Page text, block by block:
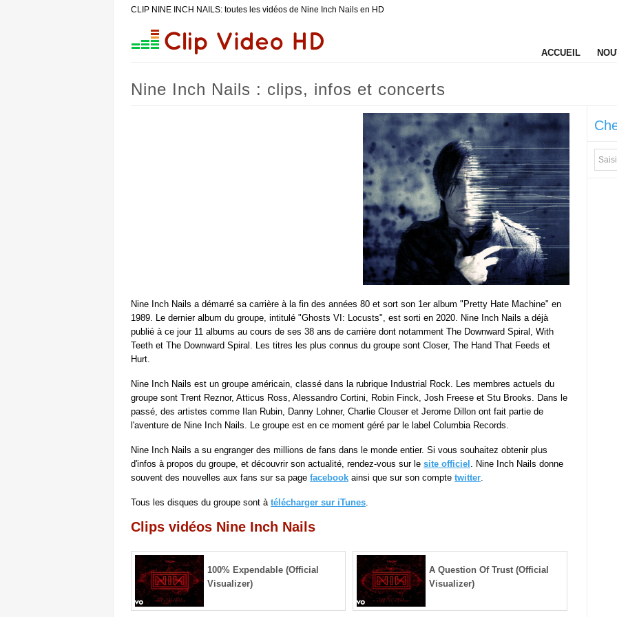
CLIP NINE INCH NAILS: toutes les vidéos de Nine Inch Nails en HD
ACCUEIL
Nine Inch Nails : clips, infos et concerts
Nine Inch Nails a démarré sa carrière à la fin des années 80 et sort son 1er album "Pretty Hate Machine" en
1989. Le dernier album du groupe, intitulé "Ghosts VI: Locusts", est sorti en 2020. Nine Inch Nails a déjà
publié à ce jour 11 albums au cours de ses 38 ans de carrière dont notamment The Downward Spiral, With
Teeth et The Downward Spiral. Les titres les plus connus du groupe sont Closer, The Hand That Feeds et
Hurt.
Nine Inch Nails est un groupe américain, classé dans la rubrique Industrial Rock. Les membres actuels du
groupe sont Trent Reznor, Atticus Ross, Alessandro Cortini, Robin Finck, Josh Freese et Stu Brooks. Dans le
passé, des artistes comme Ilan Rubin, Danny Lohner, Charlie Clouser et Jerome Dillon ont fait partie de
l'aventure de Nine Inch Nails. Le groupe est en ce moment géré par le label Columbia Records.
Nine Inch Nails a su engranger des millions de fans dans le monde entier. Si vous souhaitez obtenir plus
d'infos à propos du groupe, et découvrir son actualité, rendez-vous sur le site officiel . Nine Inch Nails donne
souvent des nouvelles aux fans sur sa page facebook ainsi que sur son compte twitter.
Tous les disques du groupe sont à télécharger sur iTunes.
Clips vidéos Nine Inch Nails
100% Expendable (Official
Visualizer)
A Question Of Trust (Official
Visualizer)